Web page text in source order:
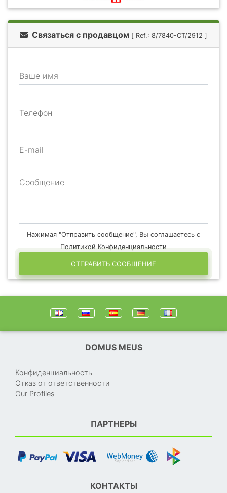
Связаться с продавцом [ Ref.: 8/7840-CT/2912 ]
Ваше имя
Телефон
E-mail
Сообщение
Нажимая "Отправить сообщение", Вы соглашаетесь с
Политикой Конфиденциальности
ОТПРАВИТЬ СООБЩЕНИЕ
DOMUS MEUS
Конфиденциальность
Отказ от ответственности
Our Profiles
ПАРТНЕРЫ
КОНТАКТЫ